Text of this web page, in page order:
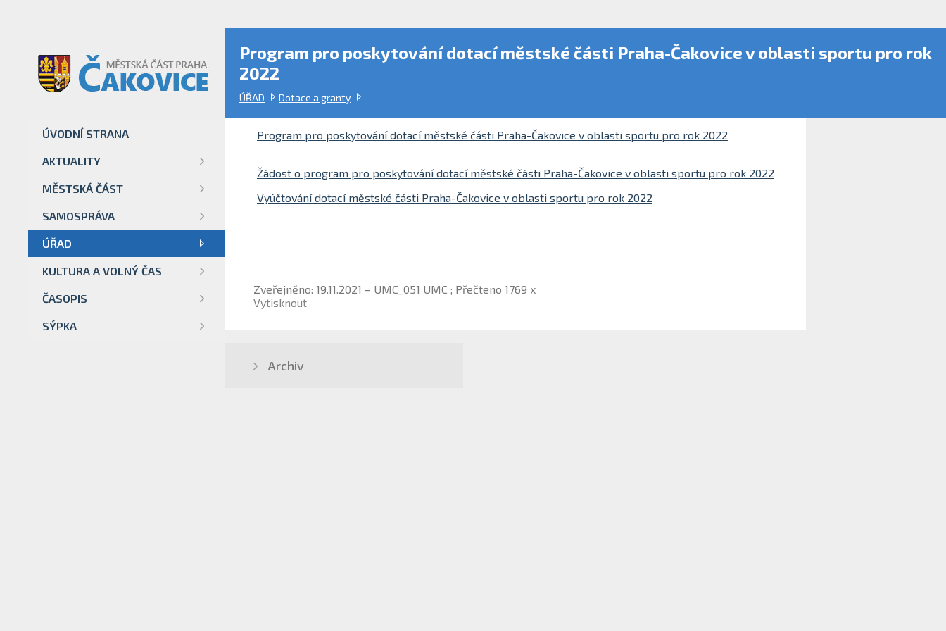
Program pro poskytování dotací městské části Praha-Čakovice v oblasti sportu pro rok
2022
ÚŘAD Dotace a granty
ÚVODNÍ STRANA
AKTUALITY
MĚSTSKÁ ČÁST
SAMOSPRÁVA
ÚŘAD
KULTURA A VOLNÝ ČAS
ČASOPIS
SÝPKA
Program pro poskytování dotací městské části Praha-Čakovice v oblasti sportu pro rok 2022
Žádost o program pro poskytování dotací městské části Praha-Čakovice v oblasti sportu pro rok 2022
Vyúčtování dotací městské části Praha-Čakovice v oblasti sportu pro rok 2022
Zveřejněno: 19.11.2021 – UMC_051 UMC ; Přečteno 1769 x
Vytisknout
Archiv